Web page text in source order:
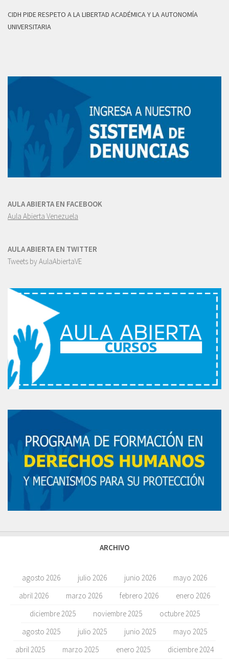
CIDH PIDE RESPETO A LA LIBERTAD ACADÉMICA Y LA AUTONOMÍA
UNIVERSITARIA
AULA ABIERTA EN FACEBOOK
Aula Abierta Venezuela
AULA ABIERTA EN TWITTER
Tweets by AulaAbiertaVE
ARCHIVO
agosto 2026 julio 2026 junio 2026
mayo 2026
abril 2026
marzo 2026 febrero 2026
enero 2026
diciembre 2025
noviembre 2025
octubre 2025
agosto 2025
julio 2025 junio 2025
mayo 2025
abril 2025
marzo 2025 enero 2025
diciembre 2024